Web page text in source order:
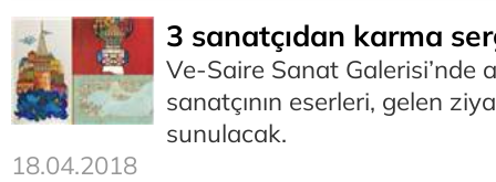
3 sanatçıdan karma
Ve-Saire Sanat Galerisi’nde
sanatçının eserleri, gelen
sunulacak.
18.04.2018